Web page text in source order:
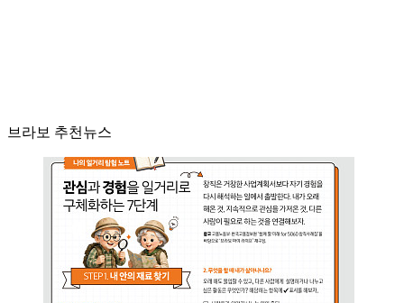
브라보 추천뉴스